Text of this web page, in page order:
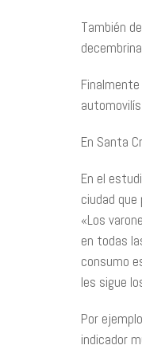
También
En Santa
En el
ciudad
«Los
en todas
consumo
les sigue
Por
indicador